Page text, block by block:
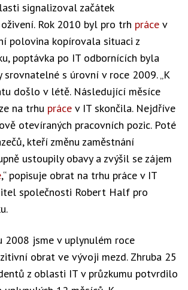
signalizoval začátek
Rok 2010 byl pro trh práce v
polovina kopírovala situaci z
poptávka po IT odbornících byla
srovnatelné s úrovní v roce 2009. „K
došlo v létě. Následující měsíce
na trhu práce v IT skončila. Nejdříve
otevíraných pracovních pozic. Poté
kteří změnu zaměstnání
ustoupily obavy a zvýšil se zájem
,“ popisuje obrat na trhu práce v IT
společnosti Robert Half pro
2008 jsme v uplynulém roce
obrat ve vývoji mezd. Zhruba 25
z oblasti IT v průzkumu potvrdilo